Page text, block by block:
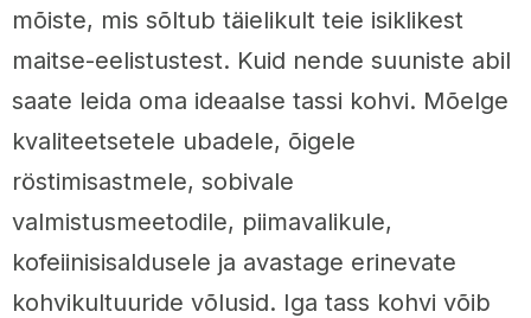
mõiste, mis sõltub täielikult teie isiklikest
maitse-eelistustest. Kuid nende suuniste abil
saate leida oma ideaalse tassi kohvi. Mõelge
kvaliteetsetele ubadele, õigele
röstimisastmele, sobivale
valmistusmeetodile, piimavalikule,
kofeiinisisaldusele ja avastage erinevate
kohvikultuuride võlusid. Iga tass kohvi võib